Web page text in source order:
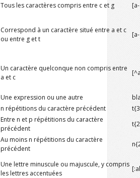
Tous les caractères compris entre c et g
Correspond à un caractère situé entre a et c
ou entre g et t
Un caractère quelconque non compris entre
a et c
Une expression ou une autre
n répétitions du caractère précédent
Entre n et p répétitions du caractère
précédent
Au moins n répétitions du caractère
précédent
Une lettre minuscule ou majuscule, y compris
les lettres accentuées